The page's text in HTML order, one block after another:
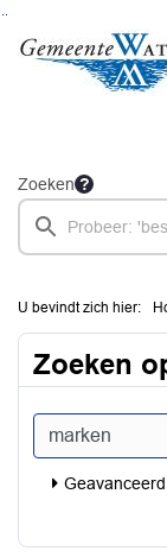
Ga naar de inhoud van
Ga naar het zoeken
Ga naar het menu
Zoeken
U bevindt zich hier:
Zoeken
Typ een